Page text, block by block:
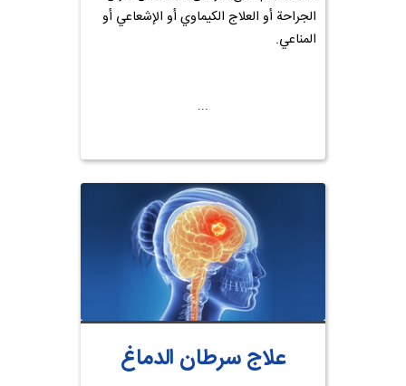
الجراحة أو العلاج الكيماوي أو الإشعاعي أو
المناعي.
علاج سرطان الدماغ